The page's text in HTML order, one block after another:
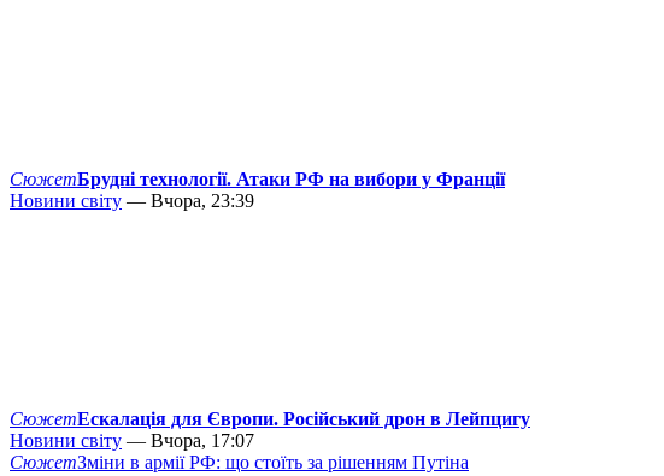
СюжетБрудні технології. Атаки РФ на вибори у Франції
Новини світу — Вчора, 23:39
СюжетЕскалація для Європи. Російський дрон в Лейпцигу
Новини світу — Вчора, 17:07
СюжетЗміни в армії РФ: що стоїть за рішенням Путіна